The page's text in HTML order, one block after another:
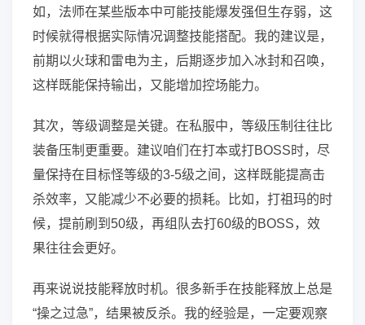
如，法师在某些版本中可能技能爆发强但生存弱，这
时候就得根据实际情况调整技能搭配。我的建议是，
前期以火球和雷电为主，后期逐步加入冰封和召唤，
这样既能保持输出，又能增加控场能力。
其次，等级调整是关键。在私服中，等级压制往往比
装备压制更重要。建议咱们在打本或打BOSS时，尽
量保持在目标怪等级的3-5级之间，这样既能提高击
杀效率，又能减少不必要的损耗。比如，打祖玛的时
候，提前刷到50级，再组队去打60级的BOSS，效
果往往会更好。
再来说说技能释放时机。很多新手在技能释放上总是
“操之过急”，结果被反杀。我的经验是，一定要观察